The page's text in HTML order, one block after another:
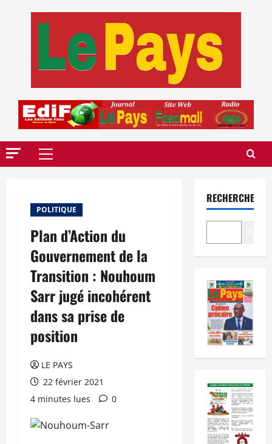
Menu
POLITIQUE
Plan d’Action du
Gouvernement de la
Transition : Nouhoum
Sarr jugé incohérent
dans sa prise de
position
LE PAYS
22 février 2021
4 minutes lues
0
RECHERCHER